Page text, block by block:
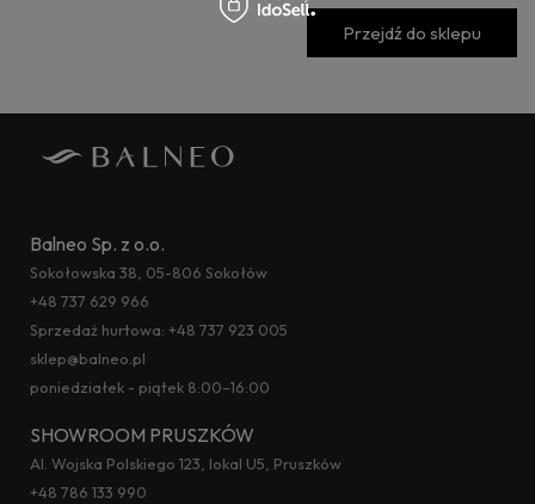
Przejdź do sklepu
Balneo Sp. z o.o.
Sokołowska 38, 05-806 Sokołów
+48 737 629 966
Sprzedaż hurtowa: +48 737 923 005
sklep@balneo.pl
poniedziałek - piątek 8:00–16:00
SHOWROOM PRUSZKÓW
Al. Wojska Polskiego 123, lokal U5, Pruszków
+48 786 133 990